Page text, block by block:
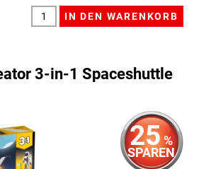
3-in-1 Spaceshuttle
25 %
SPAREN